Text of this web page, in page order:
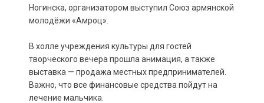
Ногинска, организатором выступил Союз армянской
молодёжи «Амроц».
В холле учреждения культуры для гостей
творческого вечера прошла анимация, а также
выставка — продажа местных предпринимателей.
Важно, что все финансовые средства пойдут на
лечение мальчика.